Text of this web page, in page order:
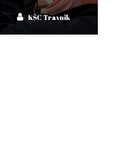
KŠC Travnik